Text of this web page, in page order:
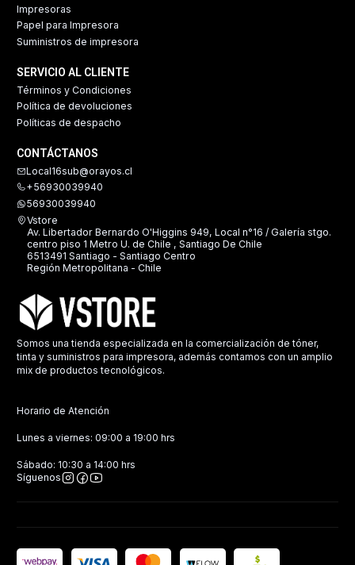
Impresoras
Papel para Impresora
Suministros de impresora
SERVICIO AL CLIENTE
Términos y Condiciones
Política de devoluciones
Políticas de despacho
CONTÁCTANOS
Local16sub@orayos.cl
+56930039940
56930039940
Vstore
Av. Libertador Bernardo O'Higgins 949, Local n°16 / Galería stgo.
centro piso 1 Metro U. de Chile , Santiago De Chile
6513491 Santiago - Santiago Centro
Región Metropolitana - Chile
Somos una tienda especializada en la comercialización de tóner,
tinta y suministros para impresora, además contamos con un amplio
mix de productos tecnológicos.
Horario de Atención
Lunes a viernes: 09:00 a 19:00 hrs
Sábado: 10:30 a 14:00 hrs
Síguenos